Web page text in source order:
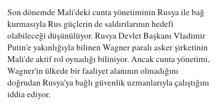
Son dönemde Mali'deki cunta yönetiminin Rusya ile bağ
kurmasıyla Rus güçlerin de saldırılarının hedefi
olabileceği düşünülüyor. Rusya Devlet Başkanı Vladimir
Putin'e yakınlığıyla bilinen Wagner paralı asker şirketinin
Mali'de aktif rol oynadığı biliniyor. Ancak cunta yönetimi,
Wagner'in ülkede bir faaliyet alanının olmadığını
doğrudan Rusya'ya bağlı güvenlik uzmanlarıyla çalıştığını
iddia ediyor.